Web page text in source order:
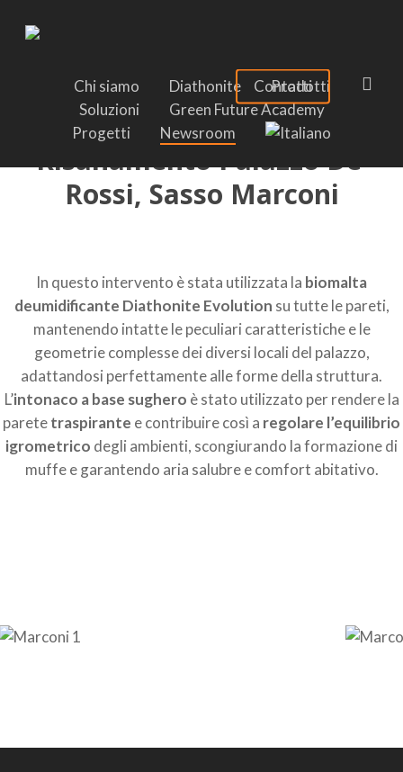
Chi siamo Diathonite
Prodotti
Soluzioni
Green Future Academy
Progetti
Newsroom
Contatti
Referenze
Risanamento Palazzo De’
Rossi, Sasso Marconi
In questo intervento è stata utilizzata la biomalta
deumidificante Diathonite Evolution su tutte le pareti,
mantenendo intatte le peculiari caratteristiche e le
geometrie complesse dei diversi locali del palazzo,
adattandosi perfettamente alle forme della struttura.
L’intonaco a base sughero è stato utilizzato per rendere la
paretetraspirante e contribuire così a regolare l’equilibrio
igrometrico degli ambienti, scongiurando la formazione di
muffe e garantendo aria salubre e comfort abitativo.